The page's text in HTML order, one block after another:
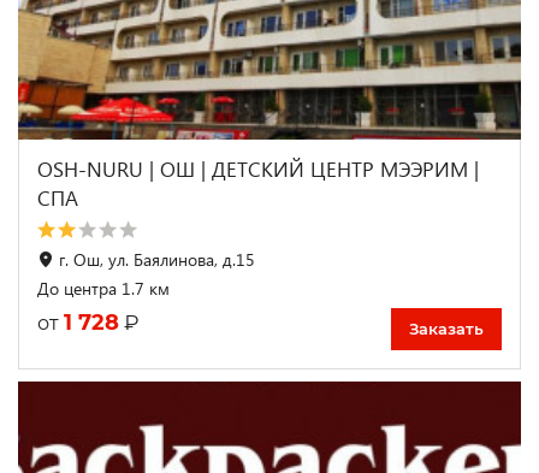
OSH-NURU | ОШ | ДЕТСКИЙ ЦЕНТР МЭЭРИМ |
СПА
г. Ош, ул. Баялинова, д.15
До центра 1.7 км
от 1 728 ₽ Заказать